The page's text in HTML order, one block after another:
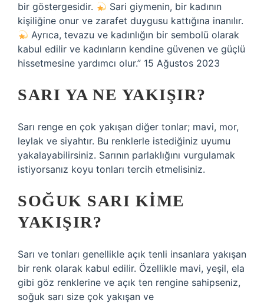
bir göstergesidir.
Sari giymenin, bir kadının
kişiliğine onur ve zarafet duygusu kattığına inanılır.
Ayrıca, tevazu ve kadınlığın bir sembolü olarak
kabul edilir ve kadınların kendine güvenen ve güçlü
hissetmesine yardımcı olur.” 15 Ağustos 2023
SARI YA NE YAKIŞIR?
Sarı renge en çok yakışan diğer tonlar; mavi, mor,
leylak ve siyahtır. Bu renklerle istediğiniz uyumu
yakalayabilirsiniz. Sarının parlaklığını vurgulamak
istiyorsanız koyu tonları tercih etmelisiniz.
SOĞUK SARI KIME
YAKIŞIR?
Sarı ve tonları genellikle açık tenli insanlara yakışan
bir renk olarak kabul edilir. Özellikle mavi, yeşil, ela
gibi göz renklerine ve açık ten rengine sahipseniz,
soğuk sarı size çok yakışan ve